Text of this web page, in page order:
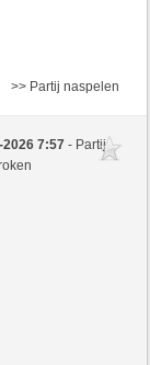
>> Partij naspelen
2026 7:57- Partij